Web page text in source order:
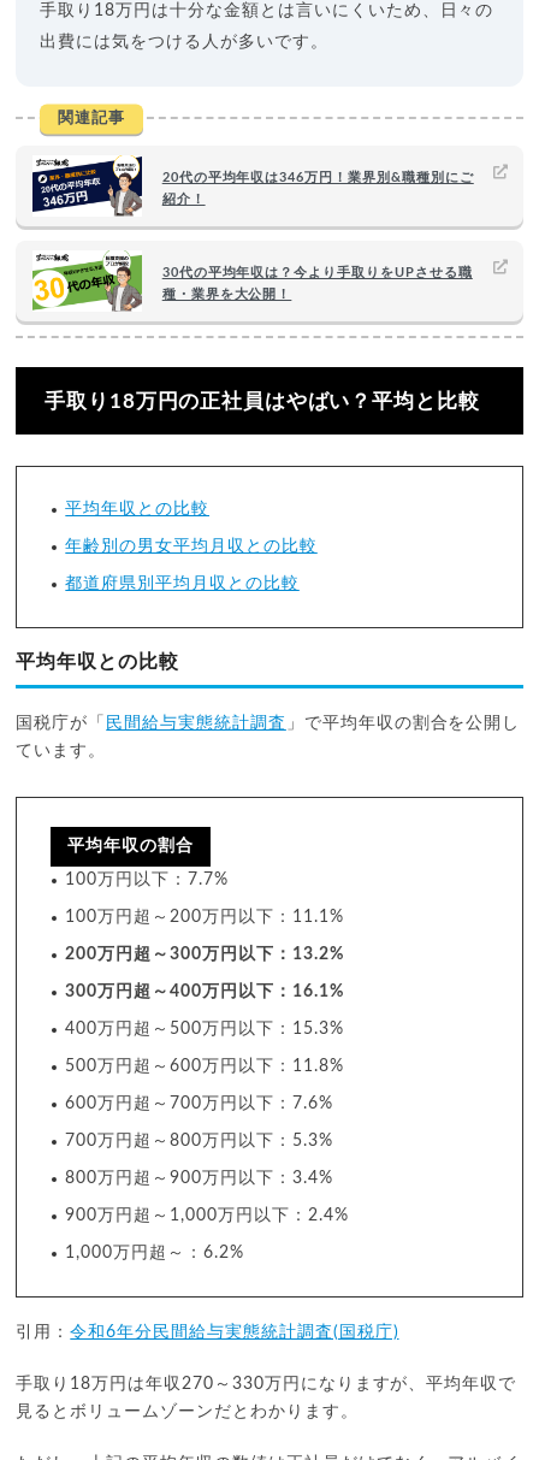
手取り18万円は十分な金額とは言いにくいため、日々の
出費には気をつける人が多いです。
関連記事
20代の平均年収は346万円！業界別&職種別にご
紹介！
30代の平均年収は？今より手取りをUPさせる職
種・業界を大公開！
手取り18万円の正社員はやばい？平均と比較
平均年収との比較
年齢別の男女平均月収との比較
都道府県別平均月収との比較
平均年収との比較
国税庁が「 民間給与実態統計調査 」で平均年収の割合を公開し
ています。
平均年収の割合
100万円以下：7.7%
100万円超～200万円以下：11.1%
200万円超～300万円以下：13.2%
300万円超～400万円以下：16.1%
400万円超～500万円以下：15.3%
500万円超～600万円以下：11.8%
600万円超～700万円以下：7.6%
700万円超～800万円以下：5.3%
800万円超～900万円以下：3.4%
900万円超～1,000万円以下：2.4%
1,000万円超～：6.2%
引用：令和6年分民間給与実態統計調査(国税庁)
手取り18万円は年収270～330万円になりますが、平均年収で
見るとボリュームゾーンだとわかります。